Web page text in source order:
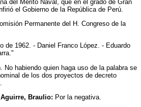
del Mérito Naval, que en el grado de Gran
el Gobierno de la República de Perú.
Permanente del H. Congreso de la
de 1962. - Daniel Franco López. - Eduardo
habiendo quien haga uso de la palabra se
de los dos proyectos de decreto
Braulio: Por la negativa.